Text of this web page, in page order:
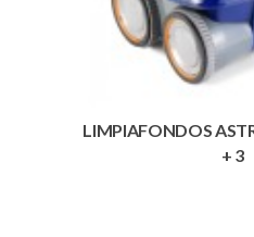
LIMPIAFONDOS
+ 3